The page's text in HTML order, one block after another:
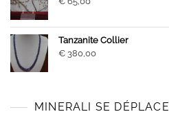
Tanzanite Collier
€ 380,00
MINERALI SE DÉPLACE